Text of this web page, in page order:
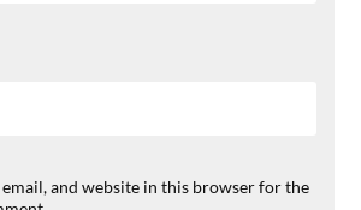
email, and website in this browser for the